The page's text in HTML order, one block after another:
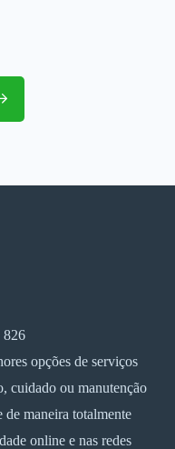
826
opções de serviços
cuidado ou manutenção
de maneira totalmente
online e nas redes